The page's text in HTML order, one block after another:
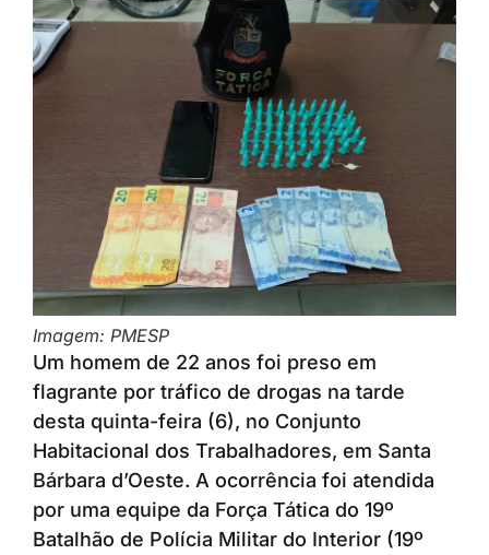
Imagem: PMESP
Um homem de 22 anos foi preso em
flagrante por tráfico de drogas na tarde
desta quinta-feira (6), no Conjunto
Habitacional dos Trabalhadores, em Santa
Bárbara d’Oeste. A ocorrência foi atendida
por uma equipe da Força Tática do 19º
Batalhão de Polícia Militar do Interior (19º